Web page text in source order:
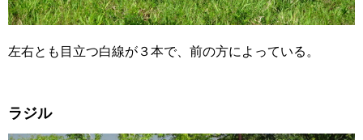
左右とも目立つ白線が３本で、前の方によっている。
ラジル